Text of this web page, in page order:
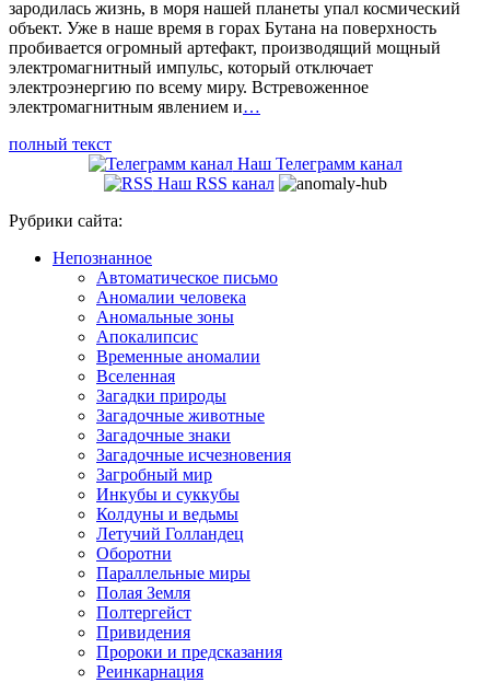
зародилась жизнь, в моря нашей планеты упал космический
объект. Уже в наше время в горах Бутана на поверхность
пробивается огромный артефакт, производящий мощный
электромагнитный импульс, который отключает
электроэнергию по всему миру. Встревоженное
электромагнитным явлением и…
полный текст
Наш Телеграмм канал
Наш RSS канал
Рубрики сайта:
Непознанное
Автоматическое письмо
Аномалии человека
Аномальные зоны
Апокалипсис
Временные аномалии
Вселенная
Загадки природы
Загадочные животные
Загадочные знаки
Загадочные исчезновения
Загробный мир
Инкубы и суккубы
Колдуны и ведьмы
Летучий Голландец
Оборотни
Параллельные миры
Полая Земля
Полтергейст
Привидения
Пророки и предсказания
Реинкарнация